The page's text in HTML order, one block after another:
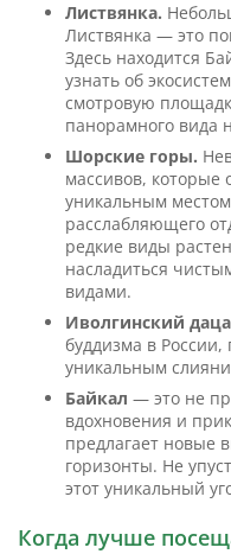
Листвянка.
Листвянка — это
Здесь находится
узнать об
смотровую
панорамного вида
Шорские горы.
массивов, которые
уникальным
расслабляющего
редкие виды
насладиться
видами.
Иволгинский
буддизма в России,
уникальным
Байкал — это не
вдохновения и
предлагает новые
горизонты. Не
этот уникальный
Когда лучше